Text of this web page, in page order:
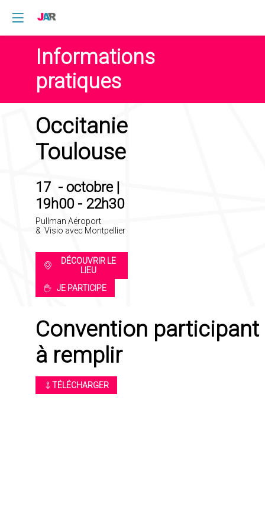
Informations
pratiques
Occitanie
Toulouse
17 - octobre |
19h00 - 22h30
Pullman Aéroport
& Visio avec Montpellier
DÉCOUVRIR LE
LIEU
JE PARTICIPE
Convention participant
à remplir
TÉLÉCHARGER